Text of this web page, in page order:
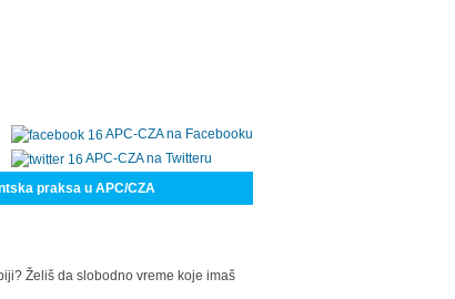
APC-CZA na Facebooku
APC-CZA na Twitteru
praksa u APC/CZA
Želiš da slobodno vreme koje imaš